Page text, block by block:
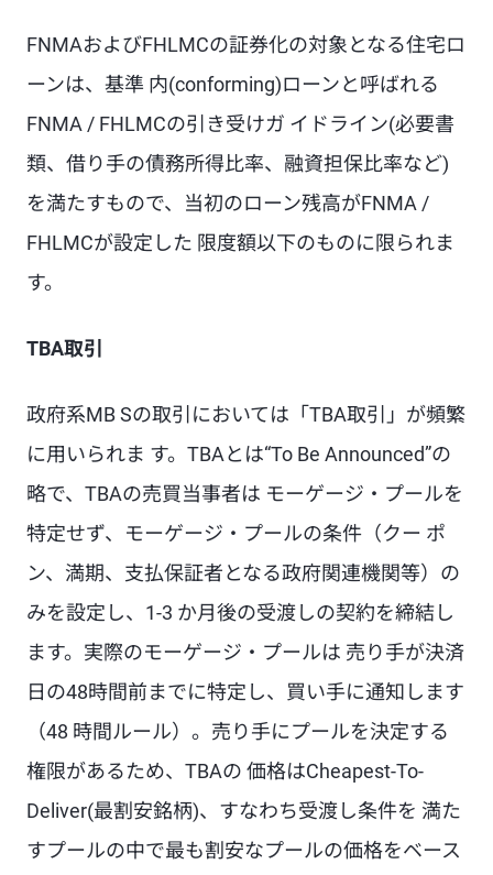
FNMAおよびFHLMCの証券化の対象となる住宅ロ
ーンは、基準 内(conforming)ローンと呼ばれる
FNMA / FHLMCの引き受けガ イドライン(必要書
類、借り手の債務所得比率、融資担保比率など)
を満たすもので、当初のローン残高がFNMA /
FHLMCが設定した 限度額以下のものに限られま
す。
TBA取引
政府系MB Sの取引においては「TBA取引」が頻繁
に用いられま す。TBAとは“To Be Announced”の
略で、TBAの売買当事者は モーゲージ・プールを
特定せず、モーゲージ・プールの条件（クー ポ
ン、満期、支払保証者となる政府関連機関等）の
みを設定し、1-3 か月後の受渡しの契約を締結し
ます。実際のモーゲージ・プールは 売り手が決済
日の48時間前までに特定し、買い手に通知します
（48 時間ルール）。売り手にプールを決定する
権限があるため、TBAの 価格はCheapest-To-
Deliver(最割安銘柄)、すなわち受渡し条件を 満た
すプールの中で最も割安なプールの価格をベース